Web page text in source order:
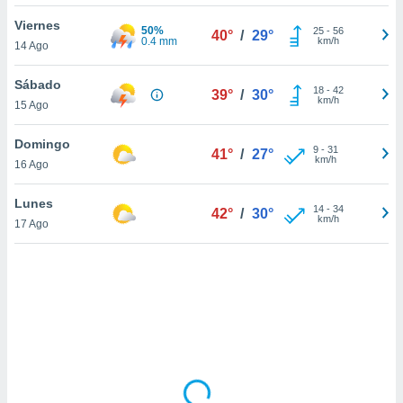
de
sitio
de que
sean
para
ni para
Viernes
14 Ago
50%
0.4 mm
40° / 29° 25- 56
km/h
Sábado
15 Ago
39° / 30° 18- 42
km/h
Domingo
16 Ago
41° / 27° 9- 31
km/h
Lunes
17 Ago
42° / 30° 14- 34
km/h